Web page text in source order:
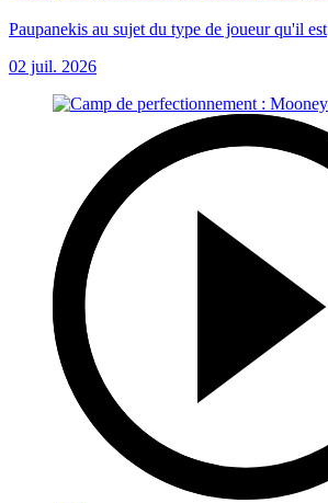
Paupanekis au sujet du type de joueur qu'il est
02 juil. 2026